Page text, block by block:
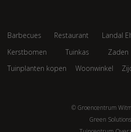
Barbecues Restaurant Landal
Kerstbomen
Tuinkas Zaden
Tuinplanten kopen
Woonwinkel
© Groencentrum
Green Solutions